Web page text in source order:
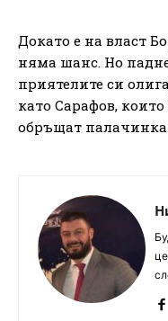
Докато е на власт
няма шанс. Но
приятелите си
като Сарафов,
обръщат